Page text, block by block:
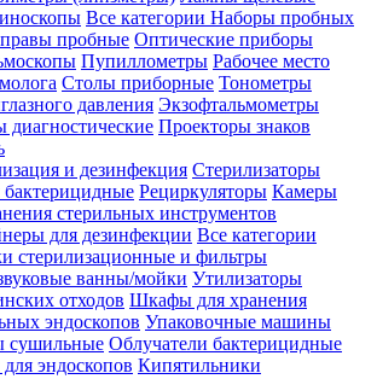
Все категории Наборы пробных
пробные Оптические приборы
Пупиллометры Рабочее место
Столы приборные Тонометры
давления Экзофтальмометры
диагностические Проекторы знаков
и дезинфекция Стерилизаторы
Рециркуляторы Камеры
стерильных инструментов
для дезинфекции Все категории
стерилизационные и фильтры
ванны/мойки Утилизаторы
отходов Шкафы для хранения
эндоскопов Упаковочные машины
Облучатели бактерицидные
эндоскопов Кипятильники